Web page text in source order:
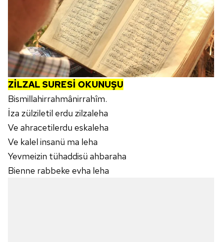
ZİLZAL SURESİ OKUNUŞU
Bismillahirrahmânirrahîm.
İza zülziletil erdu zilzaleha
Ve ahracetilerdu eskaleha
Ve kalel insanü ma leha
Yevmeizin tühaddisü ahbaraha
Bienne rabbeke evha leha